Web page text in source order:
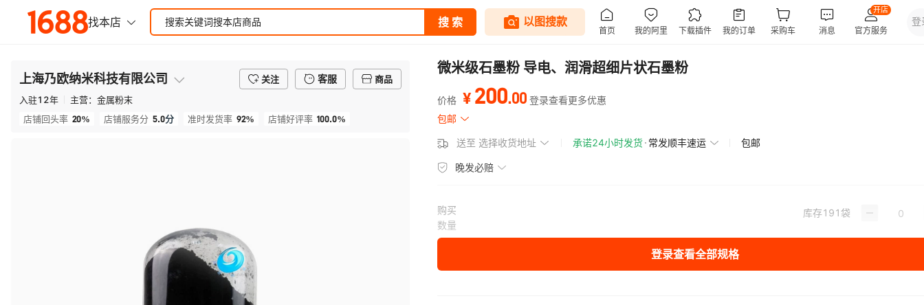
上海乃欧纳米科技有限公司 关注 客服
商品
入驻12年 主营： 金属粉末
店铺回头率 20% 店铺服务分 5.0分 准时发货率 92% 店铺好评率 100.0%
微米级石墨粉 导电、润滑超细片状石墨粉
价格 ¥ 200.00 登录查看更多优惠
包邮
送至 选择收货地址 承诺24小时发货 常发顺丰速运 包邮
晚发必赔
购买
数量
库存191袋
登录查看全部规格